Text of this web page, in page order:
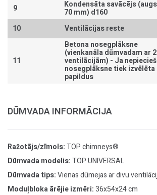
9
Kondensāta savācējs
70 mm) d160
10
Ventilācijas reste
11
Betona nosegplāksne
(vienkanāla dūmvadam ar 2
ventilācijām) - Ja
nosegplāksne tiek izvēlēta
papildus
DŪMVADA INFORMĀCIJA
Ražotājs/zīmols:TOP chimneys®
Dūmvada modelis:TOP UNIVERSAL
Dūmvada tips:Vienas dūmejas ar divu
Moduļbloka ārējie izmēri:36x54x24 cm